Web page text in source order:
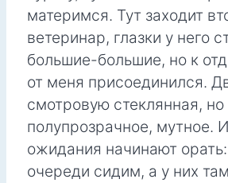
материмся. Тут заходит
ветеринар, глазки у него
большие-большие, но к
от меня присоединился.
смотровую стеклянная, но
полупрозрачное, мутное.
ожидания начинают
очереди сидим, а у них